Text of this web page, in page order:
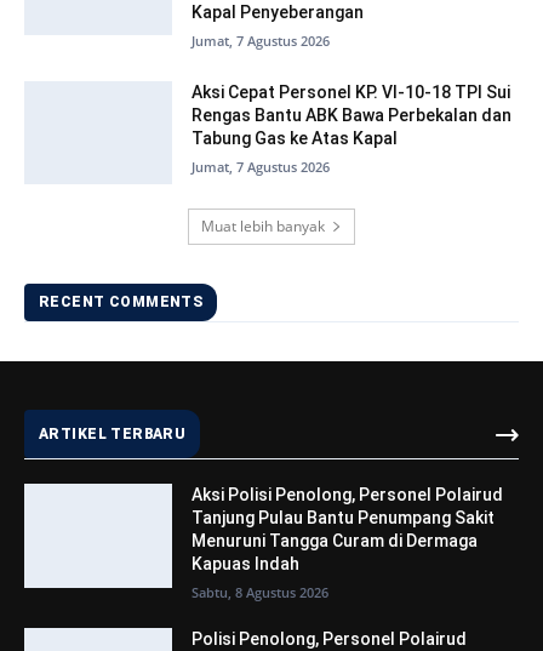
Kapal Penyeberangan
Jumat, 7 Agustus 2026
Aksi Cepat Personel KP. VI-10-18 TPI Sui
Rengas Bantu ABK Bawa Perbekalan dan
Tabung Gas ke Atas Kapal
Jumat, 7 Agustus 2026
Muat lebih banyak
RECENT COMMENTS
ARTIKEL TERBARU
Aksi Polisi Penolong, Personel Polairud
Tanjung Pulau Bantu Penumpang Sakit
Menuruni Tangga Curam di Dermaga
Kapuas Indah
Sabtu, 8 Agustus 2026
Polisi Penolong, Personel Polairud